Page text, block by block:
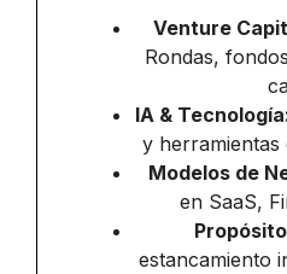
Venture
Rondas,
IA &
y herramientas
Modelos de
en SaaS,
estancamiento